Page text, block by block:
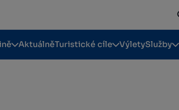
AktuálněTuristické cíle VýletySlužby